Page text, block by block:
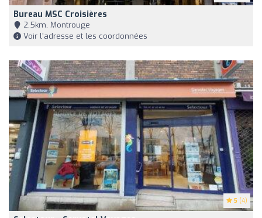
Bureau MSC Croisières
2,5km, Montrouge
Voir l'adresse et les coordonnées
5 (4)